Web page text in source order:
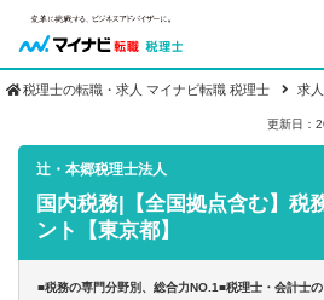
転職お役立ち情報
業界情報
税理士の転職・求人 マイナビ転職 税理士 求
更新日：
辻・本郷税理士法人
国内税務|【全国拠点含む】税
ント【東京都】
■税務の専門分野別、総合力NO.1■税理士・会計士